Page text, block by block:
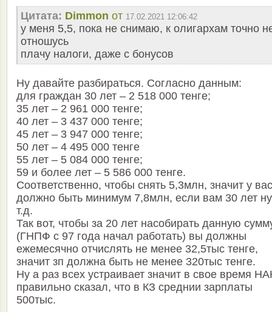
Цитата: Dimmon от 17.02.2021 12:06:42
у меня 5,5, пока не снимаю, к олигархам точно
отношусь
плачу налоги, даже с бонусов
Ну давайте разбираться. Согласно данным:
для граждан 30 лет – 2 518 000 тенге;
35 лет – 2 961 000 тенге;
40 лет – 3 437 000 тенге;
45 лет – 3 947 000 тенге;
50 лет – 4 495 000 тенге
55 лет – 5 084 000 тенге;
59 и более лет – 5 586 000 тенге.
Соответственно, чтобы снять 5,3млн, значит у вас
должно быть минимум 7,8млн, если вам 30 лет
т.д.
Так вот, чтобы за 20 лет насобирать данную
(ГНПФ с 97 года начал работать) вы должны
ежемесячно отчислять не менее 32,5тыс тенге,
значит зп должна быть не менее 320тыс тенге.
Ну а раз всех устраивает значит в свое время
правильно сказал, что в КЗ среднии зарплаты
500тыс.